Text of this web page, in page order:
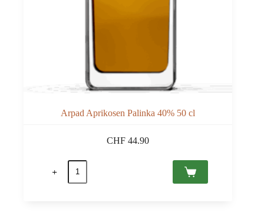
Arpad Aprikosen Palinka 40% 50 cl
CHF 44.90
Arpad
Aprikosen
Palinka